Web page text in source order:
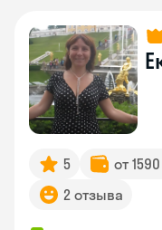
5 от
2 отзыва